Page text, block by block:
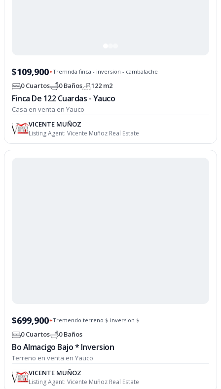
$109,900✦Tremnda finca - inversion - cambalache
0 Cuartos 0 Baños 122 m2
Finca De 122 Cuardas - Yauco
Casa en venta en Yauco
VICENTE MUÑOZ
Listing Agent:Vicente Muñoz Real Estate
$699,900✦Tremendo terreno $ inversion $
0 Cuartos 0 Baños
Bo Almacigo Bajo * Inversion
Terreno en venta en Yauco
VICENTE MUÑOZ
Listing Agent:Vicente Muñoz Real Estate